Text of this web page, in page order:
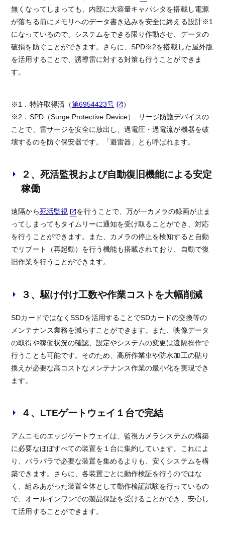
無くなってしまっても、内部に大容量キャパシタを搭載し電源
が落ちる前にメモリへのデータ書き込みを安全に終える設計※1
になっているので、システムをできる限り作動させ、データの
破損を防ぐことができます。さらに、SPD※2を搭載した屋外版
を活用することで、誘導雷に対する対策も行うことができま
す。
※1．特許取得済（第6954423号
）
※2．SPD（Surge Protective Device）: サージ防護デバイスの
ことで、雷サージを安全に放出し、過電圧・過電流が機器を破
壊するのを防ぐ保安器です。「避雷器」とも呼ばれます。
２、死活監視および自動復旧機能による安定
稼働
遠隔から死活監視
を行うことで、万が一カメラの録画が止ま
ってしまってもタイムリーに通知を受け取ることができ、対応
を行うことができます。また、カメラの停止を検知すると自動
でリブート（再起動）を行う機能も搭載されており、自動で復
旧作業を行うことができます。
３、駆け付け工数や作業コストを大幅削減
SDカードではなくSSDを活用することでSDカードの交換等の
メンテナンス業務を減らすことができます。また、映像データ
の取得や稼働状況の確認、設定やシステムの変更は遠隔操作で
行うことも可能です。そのため、高所作業車や防水加工の貼り
換えが必要な高コストなメンテナンス作業の最小化を実現でき
ます。
４、LTEゲートウェイ１台で完結
アムニモのエッジゲートウェイは、監視カメラシステムの構築
に必要なほぼすべての装置を１台に集約しています。これによ
り、バラバラで必要な装置を集めるよりも、安くシステムを構
築できます。さらに、各装置ごとに動作検証を行うのではな
く、組みあがった装置全体として動作検証試験を行っているの
で、オールインワンでの製品保証を受けることができ、安心し
て活用することができます。